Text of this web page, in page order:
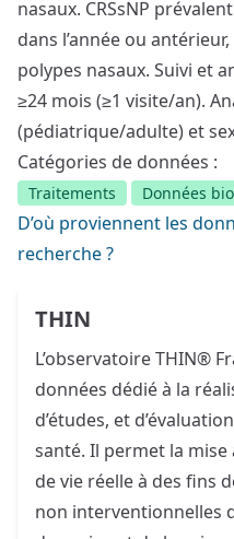
nasaux. CRSsNP
dans l’année ou
polypes nasaux. Suivi et
≥24 mois (≥1 visite/an).
(pédiatrique/adulte) et
Catégories de données :
Traitements Données
D’où proviennent les
recherche ?
THIN
L’observatoire THIN®
données dédié à la
d’études, et
santé. Il permet la
de vie réelle à des fins
non interventionnelles